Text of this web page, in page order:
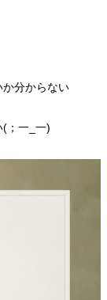
分からない
(；一_一)